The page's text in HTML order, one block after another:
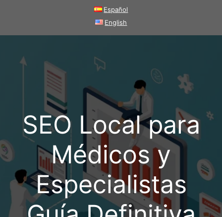
Español
English
SEO Local para
Médicos y
Especialistas